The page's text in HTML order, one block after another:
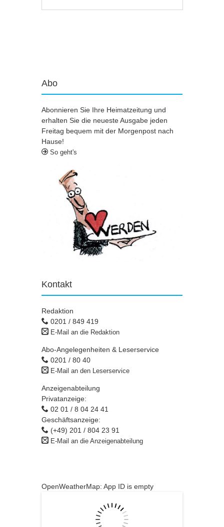
Abo
Abonnieren Sie Ihre Heimatzeitung und
erhalten Sie die neueste Ausgabe jeden
Freitag bequem mit der Morgenpost nach
Hause!
So geht's
Kontakt
Redaktion
0201 / 849 419
E-Mail an die Redaktion
Abo-Angelegenheiten & Leserservice
0201 / 80 40
E-Mail an den Leserservice
Anzeigenabteilung
Privatanzeige:
02 01 / 8 04 24 41
Geschäftsanzeige:
(+49) 201 / 804 23 91
E-Mail an die Anzeigenabteilung
OpenWeatherMap: App ID is empty